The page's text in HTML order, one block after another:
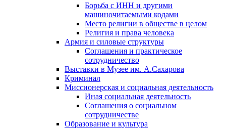
Борьба с ИНН и другими
машиночитаемыми кодами
Место религии в обществе в целом
Религия и права человека
Армия и силовые структуры
Соглашения и практическое
сотрудничество
Выставки в Музее им. А.Сахарова
Криминал
Миссионерская и социальная деятельность
Иная социальная деятельность
Соглашения о социальном
сотрудничестве
Образование и культура